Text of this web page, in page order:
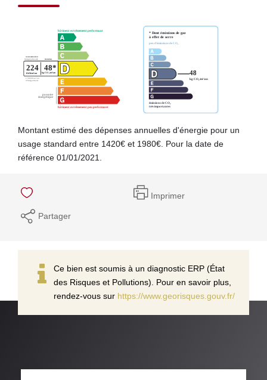
Montant estimé des dépenses annuelles d'énergie pour un
usage standard entre 1420€ et 1980€. Pour la date de
référence 01/01/2021.
Imprimer
Partager
Ce bien est soumis à un diagnostic ERP (État
des Risques et Pollutions). Pour en savoir plus,
rendez-vous sur https://www.georisques.gouv.fr/